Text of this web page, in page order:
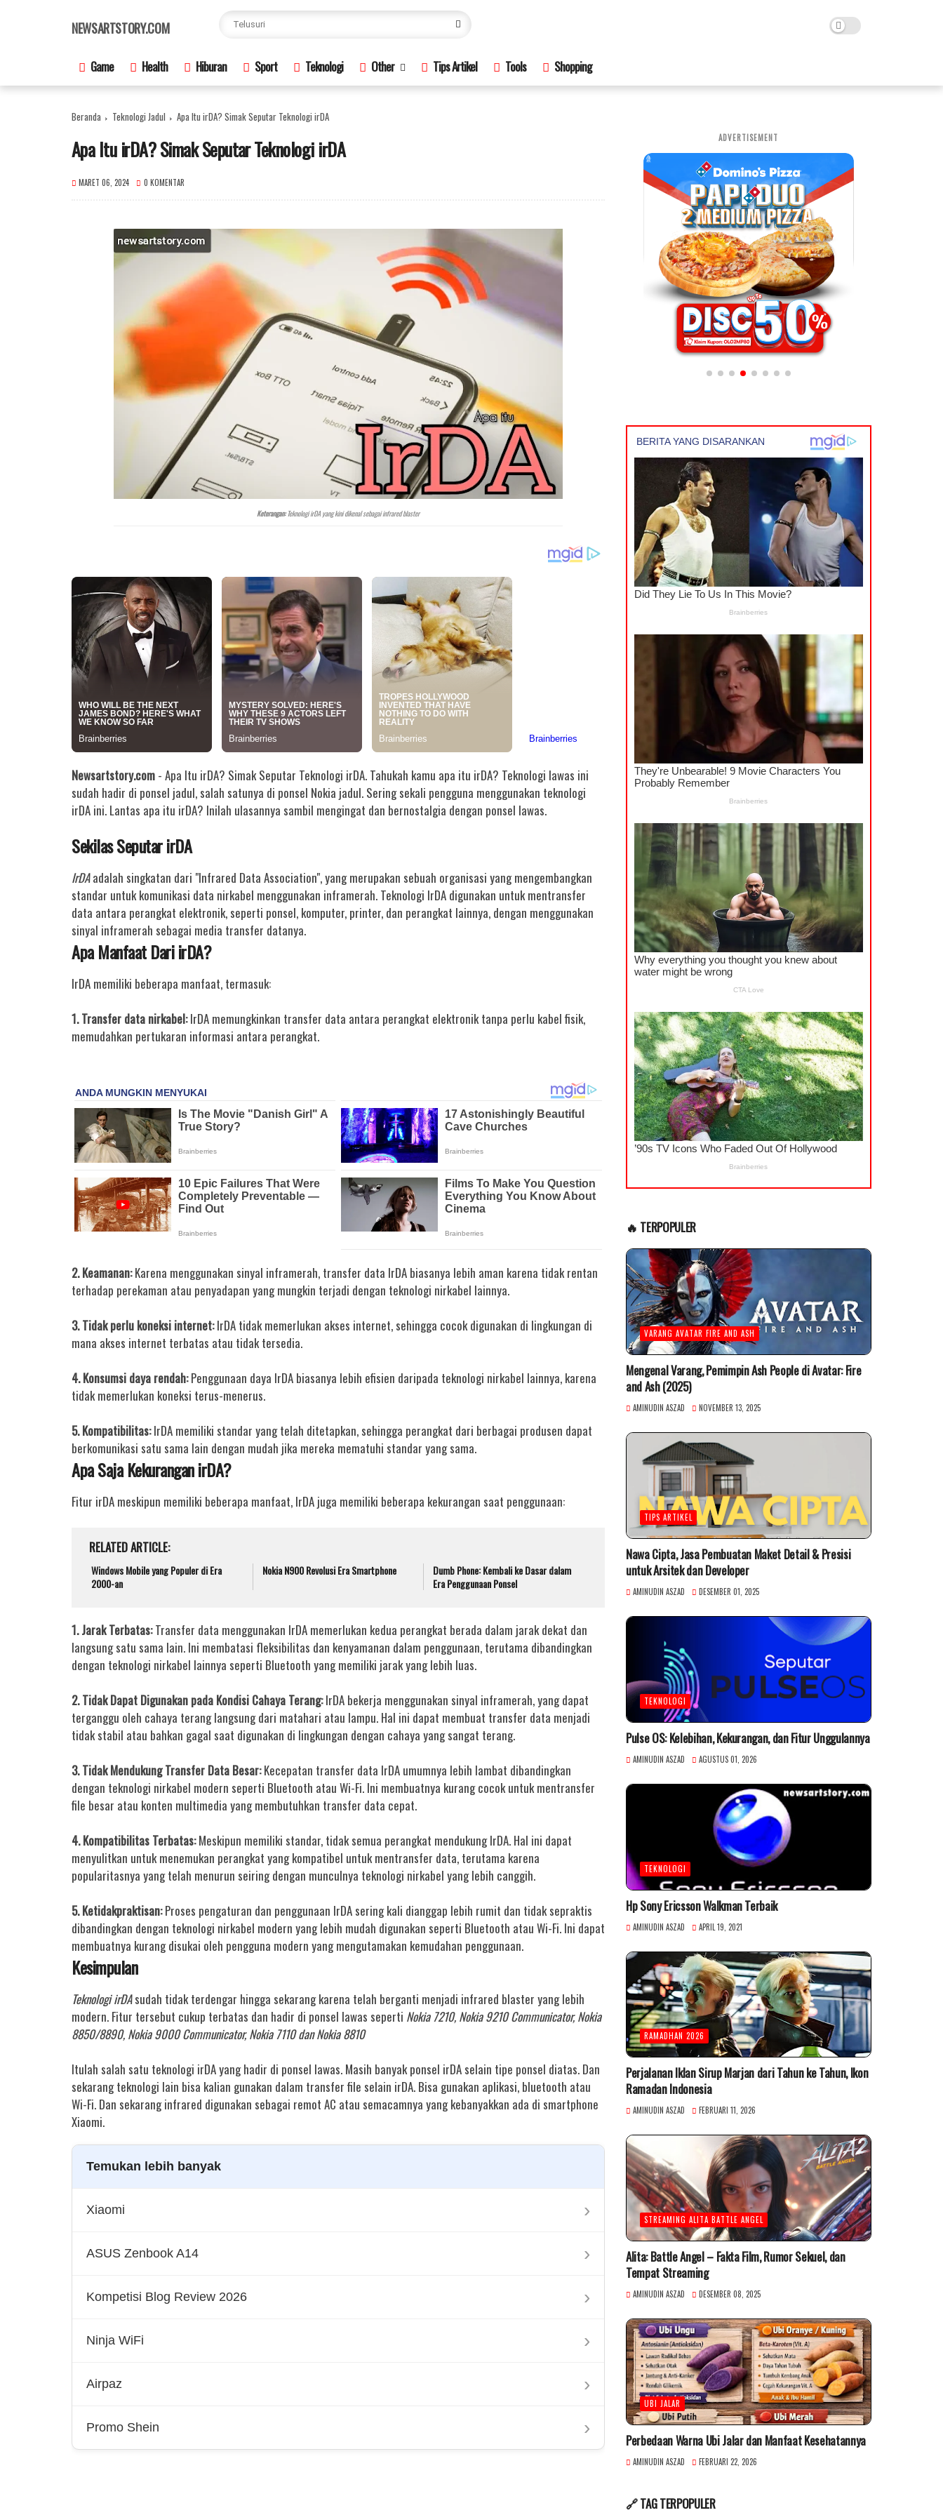
NEWSARTSTORY.COM
Game Health Hiburan Sport Teknologi Other Tips Artikel Tools Shopping
Beranda Teknologi Jadul Apa Itu irDA? Simak Seputar Teknologi irDA
Apa Itu irDA? Simak Seputar Teknologi irDA
MARET 06, 2024 0 KOMENTAR
Keterangan:Teknologi irDA yang kini dikenal sebagai infrared blaster
Newsartstory.com - Apa Itu irDA? Simak Seputar Teknologi irDA. Tahukah kamu apa itu irDA? Teknologi lawas ini
sudah hadir di ponsel jadul, salah satunya di ponsel Nokia jadul. Sering sekali pengguna menggunakan teknologi
irDA ini. Lantas apa itu irDA? Inilah ulasannya sambil mengingat dan bernostalgia dengan ponsel lawas.
Sekilas Seputar irDA
IrDAadalah singkatan dari "Infrared Data Association", yang merupakan sebuah organisasi yang mengembangkan
standar untuk komunikasi data nirkabel menggunakan inframerah. Teknologi IrDA digunakan untuk mentransfer
data antara perangkat elektronik, seperti ponsel, komputer, printer, dan perangkat lainnya, dengan menggunakan
sinyal inframerah sebagai media transfer datanya.
Apa Manfaat Dari irDA?
IrDA memiliki beberapa manfaat, termasuk:
1. Transfer data nirkabel:IrDA memungkinkan transfer data antara perangkat elektronik tanpa perlu kabel fisik,
memudahkan pertukaran informasi antara perangkat.
2. Keamanan:Karena menggunakan sinyal inframerah, transfer data IrDA biasanya lebih aman karena tidak rentan
terhadap perekaman atau penyadapan yang mungkin terjadi dengan teknologi nirkabel lainnya.
3. Tidak perlu koneksi internet:IrDA tidak memerlukan akses internet, sehingga cocok digunakan di lingkungan di
mana akses internet terbatas atau tidak tersedia.
4. Konsumsi daya rendah:Penggunaan daya IrDA biasanya lebih efisien daripada teknologi nirkabel lainnya, karena
tidak memerlukan koneksi terus-menerus.
5. Kompatibilitas:IrDA memiliki standar yang telah ditetapkan, sehingga perangkat dari berbagai produsen dapat
berkomunikasi satu sama lain dengan mudah jika mereka mematuhi standar yang sama.
Apa Saja Kekurangan irDA?
Fitur irDA meskipun memiliki beberapa manfaat, IrDA juga memiliki beberapa kekurangan saat penggunaan:
RELATED ARTICLE
Windows Mobile yang Populer di Era
2000-an
Nokia N900 Revolusi Era Smartphone
Dumb Phone: Kembali ke Dasar dalam
Era Penggunaan Ponsel
1. Jarak Terbatas:Transfer data menggunakan IrDA memerlukan kedua perangkat berada dalam jarak dekat dan
langsung satu sama lain. Ini membatasi fleksibilitas dan kenyamanan dalam penggunaan, terutama dibandingkan
dengan teknologi nirkabel lainnya seperti Bluetooth yang memiliki jarak yang lebih luas.
2. Tidak Dapat Digunakan pada Kondisi Cahaya Terang:IrDA bekerja menggunakan sinyal inframerah, yang dapat
terganggu oleh cahaya terang langsung dari matahari atau lampu. Hal ini dapat membuat transfer data menjadi
tidak stabil atau bahkan gagal saat digunakan di lingkungan dengan cahaya yang sangat terang.
3. Tidak Mendukung Transfer Data Besar:Kecepatan transfer data IrDA umumnya lebih lambat dibandingkan
dengan teknologi nirkabel modern seperti Bluetooth atau Wi-Fi. Ini membuatnya kurang cocok untuk mentransfer
file besar atau konten multimedia yang membutuhkan transfer data cepat.
4. Kompatibilitas Terbatas:Meskipun memiliki standar, tidak semua perangkat mendukung IrDA. Hal ini dapat
menyulitkan untuk menemukan perangkat yang kompatibel untuk mentransfer data, terutama karena
popularitasnya yang telah menurun seiring dengan munculnya teknologi nirkabel yang lebih canggih.
5. Ketidakpraktisan:Proses pengaturan dan penggunaan IrDA sering kali dianggap lebih rumit dan tidak sepraktis
dibandingkan dengan teknologi nirkabel modern yang lebih mudah digunakan seperti Bluetooth atau Wi-Fi. Ini dapat
membuatnya kurang disukai oleh pengguna modern yang mengutamakan kemudahan penggunaan.
Kesimpulan
Teknologi irDAsudah tidak terdengar hingga sekarang karena telah berganti menjadi infrared blaster yang lebih
modern. Fitur tersebut cukup terbatas dan hadir di ponsel lawas seperti Nokia 7210, Nokia 9210 Communicator, Nokia
8850/8890, Nokia 9000 Communicator, Nokia 7110 dan Nokia 8810
Itulah salah satu teknologi irDA yang hadir di ponsel lawas. Masih banyak ponsel irDA selain tipe ponsel diatas. Dan
sekarang teknologi lain bisa kalian gunakan dalam transfer file selain irDA. Bisa gunakan aplikasi, bluetooth atau
Wi-Fi. Dan sekarang infrared digunakan sebagai remot AC atau semacamnya yang kebanyakkan ada di smartphone
Xiaomi.
Temukan lebih banyak
Xiaomi ›
ASUS Zenbook A14 ›
Kompetisi Blog Review 2026 ›
Ninja WiFi ›
Airpaz ›
Promo Shein ›
ADVERTISEMENT
🔥 TERPOPULER
VARANG AVATAR FIRE AND ASH
Mengenal Varang, Pemimpin Ash People di Avatar: Fire
and Ash (2025)
AMINUDIN ASZAD NOVEMBER 13, 2025
TIPS ARTIKEL
Nawa Cipta, Jasa Pembuatan Maket Detail & Presisi
untuk Arsitek dan Developer
AMINUDIN ASZAD DESEMBER 01, 2025
TEKNOLOGI
Pulse OS: Kelebihan, Kekurangan, dan Fitur Unggulannya
AMINUDIN ASZAD AGUSTUS 01, 2026
TEKNOLOGI
Hp Sony Ericsson Walkman Terbaik
AMINUDIN ASZAD APRIL 19, 2021
RAMADHAN 2026
Perjalanan Iklan Sirup Marjan dari Tahun ke Tahun, Ikon
Ramadan Indonesia
AMINUDIN ASZAD FEBRUARI 11, 2026
STREAMING ALITA BATTLE ANGEL
Alita: Battle Angel – Fakta Film, Rumor Sekuel, dan
Tempat Streaming
AMINUDIN ASZAD DESEMBER 08, 2025
UBI JALAR
Perbedaan Warna Ubi Jalar dan Manfaat Kesehatannya
AMINUDIN ASZAD FEBRUARI 22, 2026
🔗 TAG TERPOPULER